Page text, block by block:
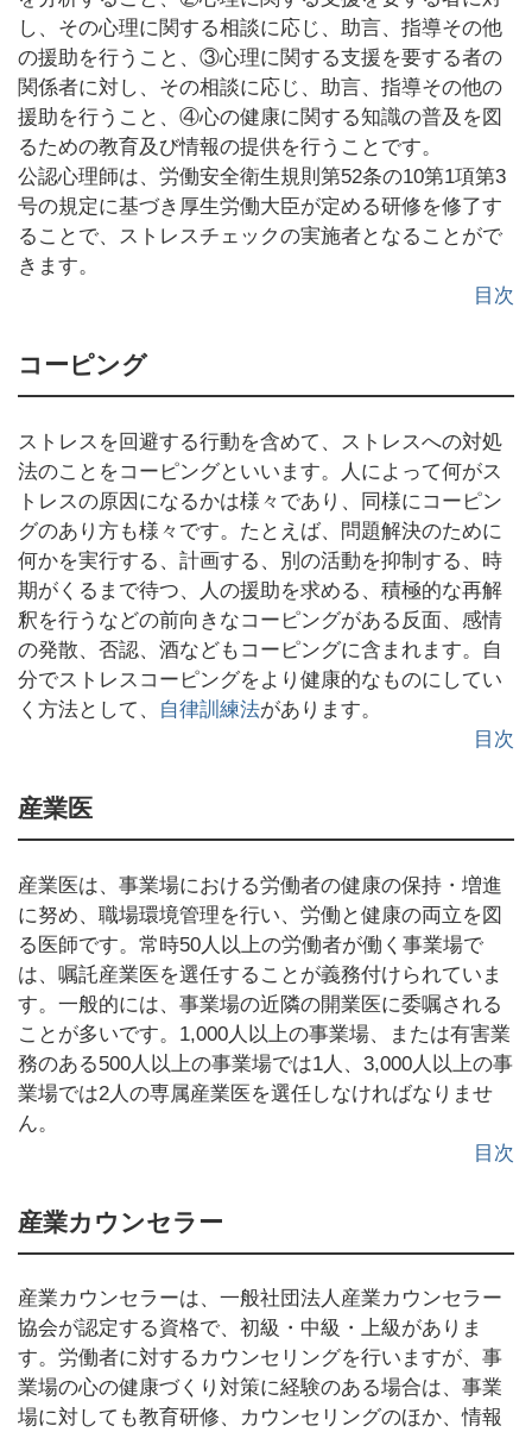
し、その心理に関する相談に応じ、助言、指導その他
の援助を行うこと、③心理に関する支援を要する者の
関係者に対し、その相談に応じ、助言、指導その他の
援助を行うこと、④心の健康に関する知識の普及を図
るための教育及び情報の提供を行うことです。
公認心理師は、労働安全衛生規則第52条の10第1項第3
号の規定に基づき厚生労働大臣が定める研修を修了す
ることで、ストレスチェックの実施者となることがで
きます。
目次
コーピング
ストレスを回避する行動を含めて、ストレスへの対処
法のことをコーピングといいます。人によって何がス
トレスの原因になるかは様々であり、同様にコーピン
グのあり方も様々です。たとえば、問題解決のために
何かを実行する、計画する、別の活動を抑制する、時
期がくるまで待つ、人の援助を求める、積極的な再解
釈を行うなどの前向きなコーピングがある反面、感情
の発散、否認、酒などもコーピングに含まれます。自
分でストレスコーピングをより健康的なものにしてい
く方法として、
自律訓練法があります。
目次
産業医
産業医は、事業場における労働者の健康の保持・増進
に努め、職場環境管理を行い、労働と健康の両立を図
る医師です。常時50人以上の労働者が働く事業場で
は、嘱託産業医を選任することが義務付けられていま
す。一般的には、事業場の近隣の開業医に委嘱される
ことが多いです。1,000人以上の事業場、または有害業
務のある500人以上の事業場では1人、3,000人以上の事
業場では2人の専属産業医を選任しなければなりませ
ん。
目次
産業カウンセラー
産業カウンセラーは、一般社団法人産業カウンセラー
協会が認定する資格で、初級・中級・上級がありま
す。労働者に対するカウンセリングを行いますが、事
業場の心の健康づくり対策に経験のある場合は、事業
場に対しても教育研修、カウンセリングのほか、情報